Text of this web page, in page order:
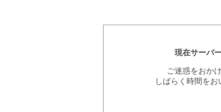
現在サーバ
ご迷惑をおか
しばらく時間を